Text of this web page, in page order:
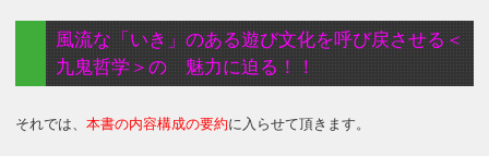
風流な「いき」のある遊び文化を呼び戻させる ＜
九鬼哲学＞の 魅力に迫る！！
それでは、本書の内容構成の要約に入らせて頂きます。